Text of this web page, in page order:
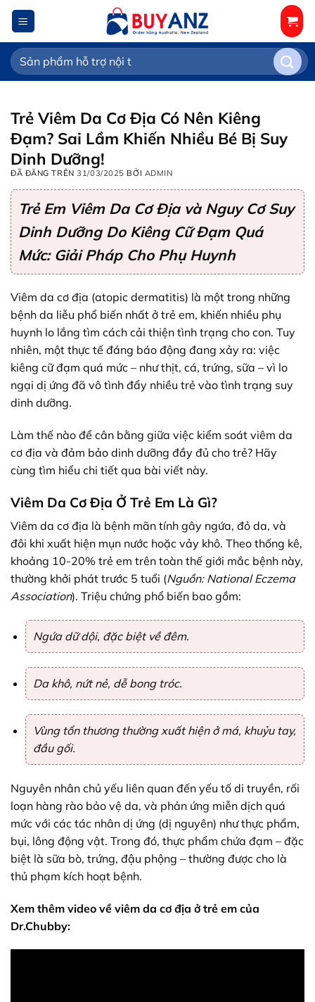
Chuyển
đến
nội
dung
Tìm
kiếm:
Trẻ Viêm Da Cơ Địa Có Nên Kiêng
Đạm? Sai Lầm Khiến Nhiều Bé Bị Suy
Dinh Dưỡng!
ĐÃ ĐĂNG TRÊN31/03/2025 BỞI ADMIN
Trẻ Em Viêm Da Cơ Địa và Nguy Cơ Suy
Dinh Dưỡng Do Kiêng Cữ Đạm Quá
Mức: Giải Pháp Cho Phụ Huynh
Viêm da cơ địa (atopic dermatitis) là một trong những
bệnh da liễu phổ biến nhất ở trẻ em, khiến nhiều phụ
huynh lo lắng tìm cách cải thiện tình trạng cho con. Tuy
nhiên, một thực tế đáng báo động đang xảy ra: việc
kiêng cữ đạm quá mức – như thịt, cá, trứng, sữa – vì lo
ngại dị ứng đã vô tình đẩy nhiều trẻ vào tình trạng suy
dinh dưỡng.
Làm thế nào để cân bằng giữa việc kiểm soát viêm da
cơ địa và đảm bảo dinh dưỡng đầy đủ cho trẻ? Hãy
cùng tìm hiểu chi tiết qua bài viết này.
Viêm Da Cơ Địa Ở Trẻ Em Là Gì?
Viêm da cơ địa là bệnh mãn tính gây ngứa, đỏ da, và
đôi khi xuất hiện mụn nước hoặc vảy khô. Theo thống kê,
khoảng 10-20% trẻ em trên toàn thế giới mắc bệnh này,
thường khởi phát trước 5 tuổi (Nguồn: National Eczema
Association). Triệu chứng phổ biến bao gồm:
Ngứa dữ dội, đặc biệt về đêm.
Da khô, nứt nẻ, dễ bong tróc.
Vùng tổn thương thường xuất hiện ở má, khuỷu tay,
đầu gối.
Nguyên nhân chủ yếu liên quan đến yếu tố di truyền, rối
loạn hàng rào bảo vệ da, và phản ứng miễn dịch quá
mức với các tác nhân dị ứng (dị nguyên) như thực phẩm,
bụi, lông động vật. Trong đó, thực phẩm chứa đạm – đặc
biệt là sữa bò, trứng, đậu phộng – thường được cho là
thủ phạm kích hoạt bệnh.
Xem thêm video về viêm da cơ địa ở trẻ em của
Dr.Chubby: